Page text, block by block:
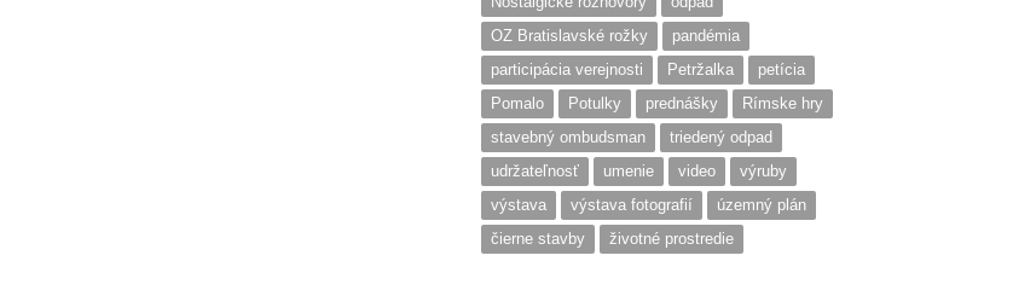
OZ Bratislavské rožky
pandémia
participácia verejnosti
Petržalka
petícia
Pomalo
Potulky prednášky
Rímske hry
stavebný ombudsman
triedený odpad
udržateľnosť
umenie video
výruby
výstava
výstava fotografií
územný plán
čierne stavby
životné prostredie